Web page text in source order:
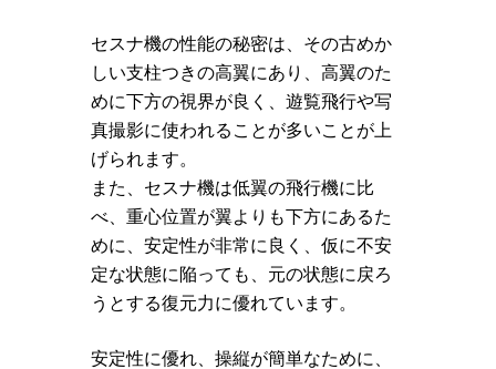
セスナ機の性能の秘密は、その古めか
しい支柱つきの高翼にあり、高翼のた
めに下方の視界が良く、遊覧飛行や写
真撮影に使われることが多いことが上
げられます。
また、セスナ機は低翼の飛行機に比
べ、重心位置が翼よりも下方にあるた
めに、安定性が非常に良く、仮に不安
定な状態に陥っても、元の状態に戻ろ
うとする復元力に優れています。
安定性に優れ、操縦が簡単なために、